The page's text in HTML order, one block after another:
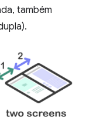
também